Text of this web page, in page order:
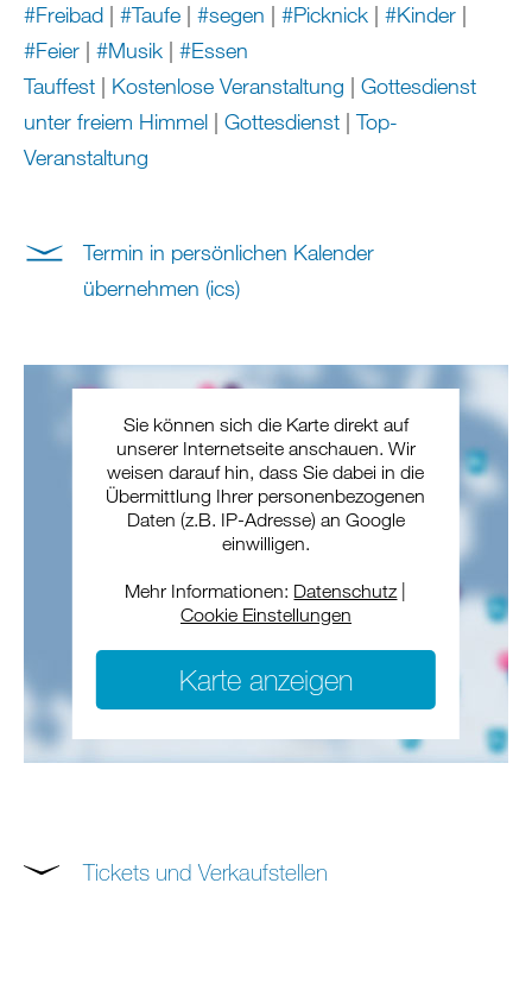
#Freibad | #Taufe | #segen | #Picknick | #Kinder |
#Feier | #Musik | #Essen
Tauffest | Kostenlose Veranstaltung | Gottesdienst
unter freiem Himmel | Gottesdienst |Top-
Veranstaltung
Termin in persönlichen Kalender
übernehmen (ics)
Sie können sich die Karte direkt auf
unserer Internetseite anschauen. Wir
weisen darauf hin, dass Sie dabei in die
Übermittlung Ihrer personenbezogenen
Daten (z.B. IP-Adresse) an Google
einwilligen.
Mehr Informationen: Datenschutz
Cookie Einstellungen
Karte anzeigen
Tickets und Verkaufstellen